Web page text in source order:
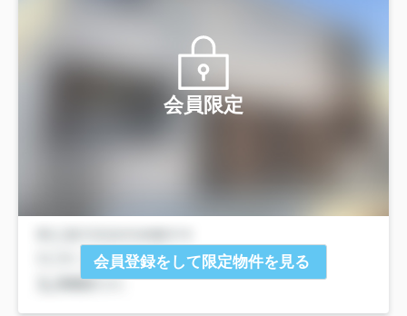
会員限定
会員登録をして限定物件を見る